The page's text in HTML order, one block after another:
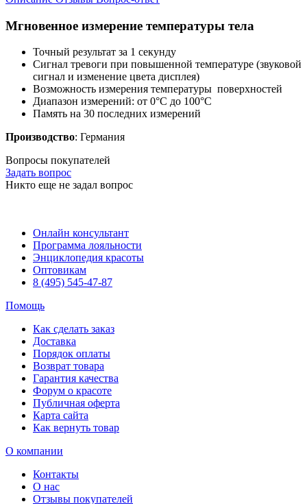
Мгновенное измерение температуры тела
Точный результат за 1 секунду
Сигнал тревоги при повышенной температуре (звуковой
сигнал и изменение цвета дисплея)
Возможность измерения температуры поверхностей
Диапазон измерений: от 0°C до 100°C
Память на 30 последних измерений
Производство: Германия
Вопросы покупателей
Задать вопрос
Никто еще не задал вопрос
Онлайн консультант
Программа лояльности
Энциклопедия красоты
Оптовикам
8 (495) 545-47-87
Помощь
Как сделать заказ
Доставка
Порядок оплаты
Возврат товара
Гарантия качества
Форум о красоте
Публичная оферта
Карта сайта
Как вернуть товар
О компании
Контакты
О нас
Отзывы покупателей